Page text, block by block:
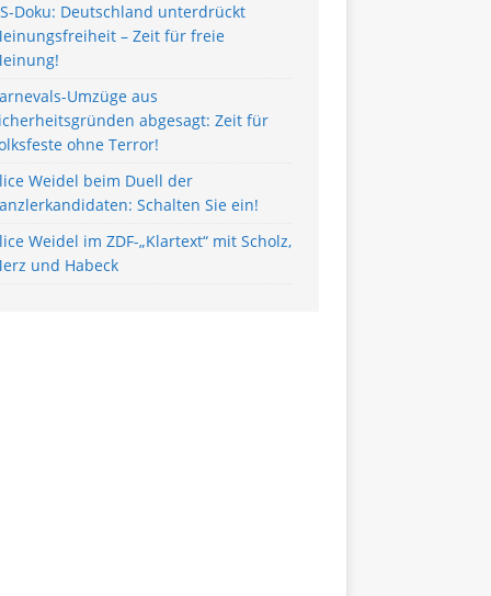
Doku: Deutschland unterdrückt
– Zeit für freie
Umzüge aus
abgesagt: Zeit für
ohne Terror!
Weidel beim Duell der
Schalten Sie ein!
Weidel im ZDF-„Klartext“ mit Scholz,
und Habeck